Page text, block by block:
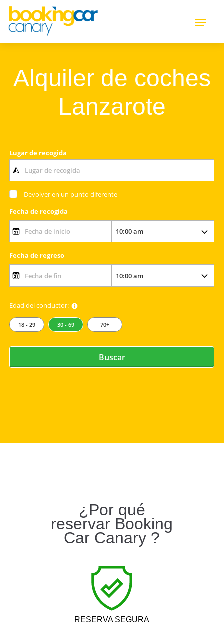
Alquiler de coches
Lanzarote
Lugar de recogida
Devolver en un punto diferente
Fecha de recogida
Fecha de regreso
Edad del conductor:
18 - 29 30 - 69 70+
Buscar
¿Por qué
reservar Booking
Car Canary ?
RESERVA SEGURA